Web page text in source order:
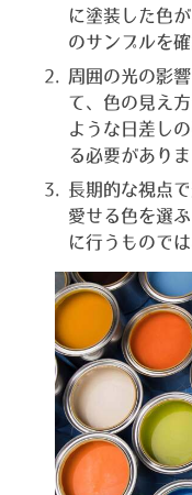
に塗装した色
のサンプルを
周囲の光の影響
て、色の見え
ような日差し
る必要がありま
長期的な視点
愛せる色を選
に行うもので